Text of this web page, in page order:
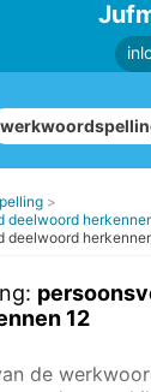
deelwoord
deelwoord
12
de